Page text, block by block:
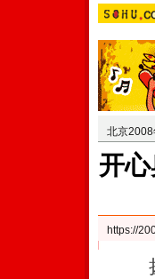
北京
开
https://
扬